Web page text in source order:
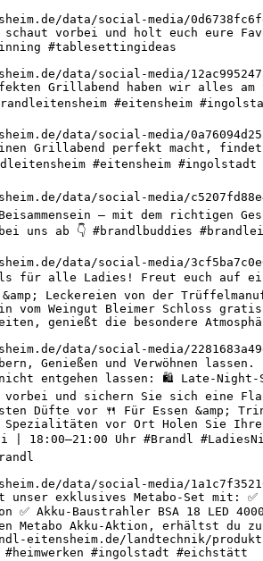
data/social-media/
vorbei und holt euch eure
#tablesettingideas
data/social-media/
Grillabend haben wir alles
#eitensheim
data/social-media/
Grillabend perfekt macht,
#eitensheim #ingolstadt
data/social-media/
– mit dem richtigen
ab 👇 #brandlbuddies
data/social-media/
für alle Ladies! Freut euch auf
&amp; Leckereien von der
vom Weingut Bleimer Schloss
genießt die besondere
data/social-media/
Genießen und Verwöhnen
entgehen lassen: 🛍️ Late-
vorbei und sichern Sie sich eine
Düfte vor 🍴 Für Essen &amp;
vor Ort Holen Sie Ihre
| 18:00–21:00 Uhr #Brandl
data/social-media/
exklusives Metabo-Set mit: ✅
✅ Akku-Baustrahler BSA 18 LED
Metabo Akku-Aktion, erhältst
eitensheim.de/landtechnik/
#ingolstadt #eichstätt